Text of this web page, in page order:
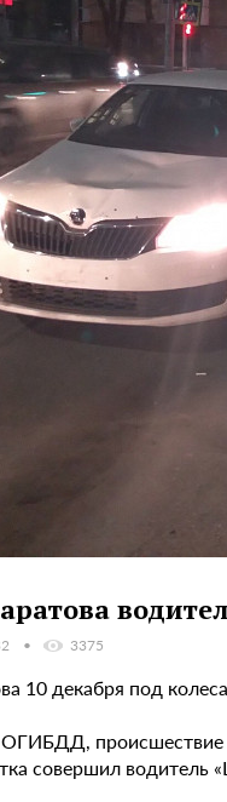
3375
10 декабря под
происшествие
совершил